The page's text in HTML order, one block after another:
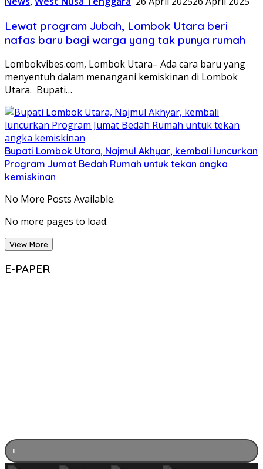
Lewat program Jubah, Lombok Utara beri
nafas baru bagi warga yang tak punya rumah
Lombokvibes.com, Lombok Utara– Ada cara baru yang
menyentuh dalam menangani kemiskinan di Lombok
Utara. Bupati…
Bupati Lombok Utara, Najmul Akhyar, kembali luncurkan
Program Jumat Bedah Rumah untuk tekan angka
kemiskinan
No More Posts Available.
No more pages to load.
View More
E-PAPER